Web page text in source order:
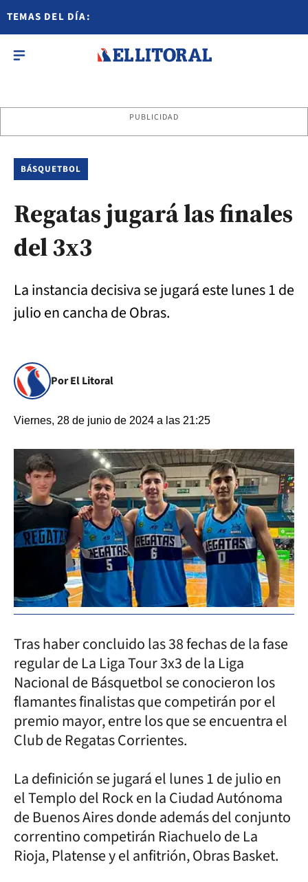
TEMAS DEL DÍA:
PUBLICIDAD
BÁSQUETBOL
Regatas jugará las finales
del 3x3
La instancia decisiva se jugará este lunes 1 de
julio en cancha de Obras.
Por El Litoral
Viernes, 28 de junio de 2024 a las 21:25
Tras haber concluido las 38 fechas de la fase
regular de La Liga Tour 3x3 de la Liga
Nacional de Básquetbol se conocieron los
flamantes finalistas que competirán por el
premio mayor, entre los que se encuentra el
Club de Regatas Corrientes.
La definición se jugará el lunes 1 de julio en
el Templo del Rock en la Ciudad Autónoma
de Buenos Aires donde además del conjunto
correntino competirán Riachuelo de La
Rioja, Platense y el anfitrión, Obras Basket.